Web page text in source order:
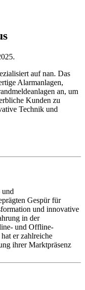
.
auf nan. Das
Alarmanlagen,
an, um
Kunden zu
Technik und
und
Gespür für
und innovative
in der
und Offline-
er zahlreiche
ihrer Marktpräsenz